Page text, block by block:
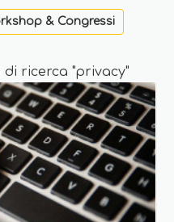
& Congressi
di ricerca "privacy"